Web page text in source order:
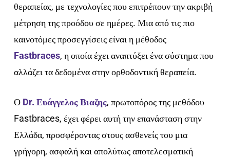
θεραπείας, με τεχνολογίες που επιτρέπουν την ακριβή
μέτρηση της προόδου σε ημέρες. Μια από τις πιο
καινοτόμες προσεγγίσεις είναι η μέθοδος
Fastbraces, η οποία έχει αναπτύξει ένα σύστημα που
αλλάζει τα δεδομένα στην ορθοδοντική θεραπεία.
Ο Dr. Ευάγγελος Βιαζης, πρωτοπόρος της μεθόδου
Fastbraces, έχει φέρει αυτή την επανάσταση στην
Ελλάδα, προσφέροντας στους ασθενείς του μια
γρήγορη, ασφαλή και απολύτως αποτελεσματική